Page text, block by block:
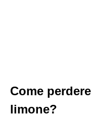
Come
limone?